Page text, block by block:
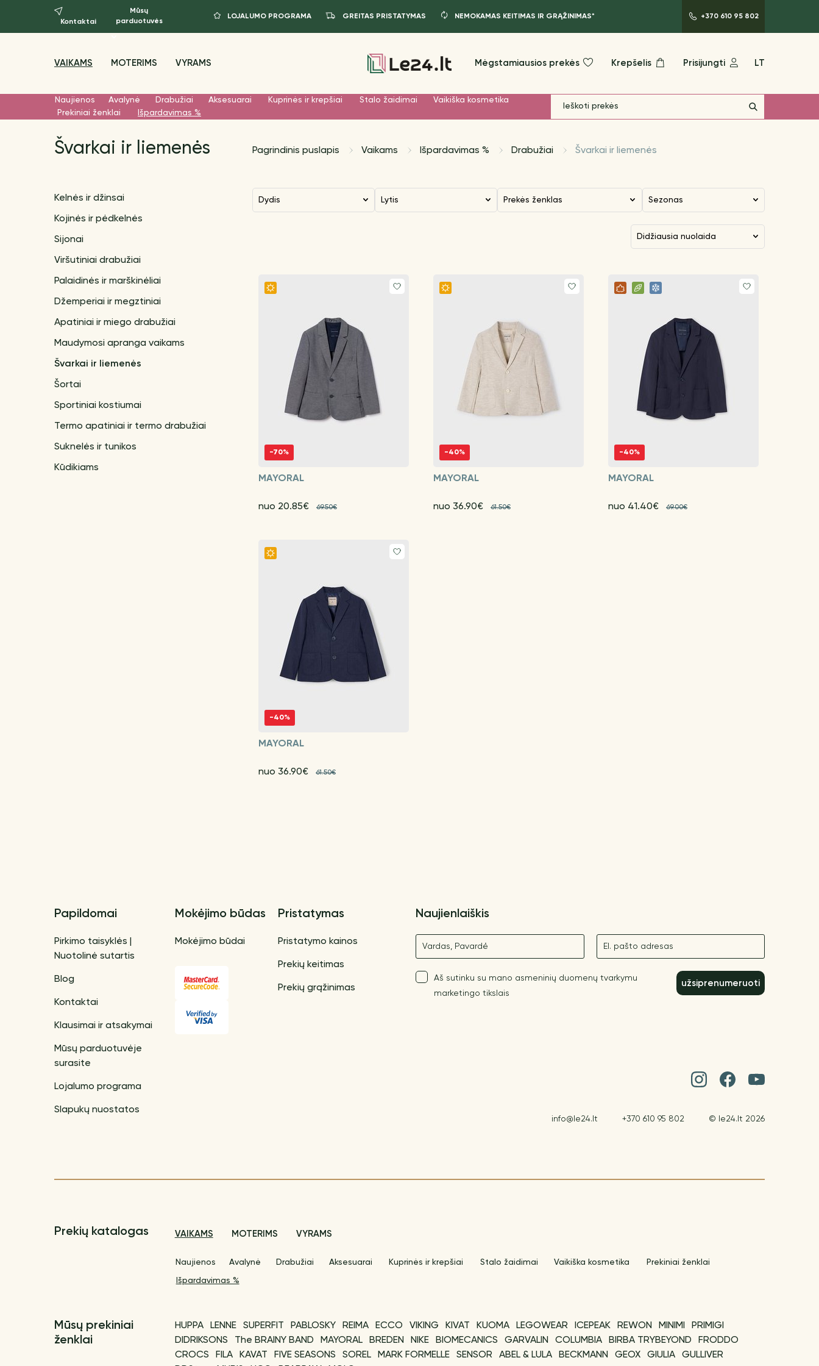
Kontaktai
Mūsų
parduotuvės
LOJALUMO PROGRAMA GREITAS PRISTATYMAS NEMOKAMAS KEITIMAS IR GRĄŽINIMAS* +370 610 95 802
VAIKAMS MOTERIMS VYRAMS Mėgstamiausios prekės Krepšelis Prisijungti LT
Naujienos Avalynė Drabužiai Aksesuarai Kuprinės ir krepšiai Stalo žaidimai
Vaikiška kosmetika
Prekiniai ženklai
Išpardavimas %
Švarkai ir liemenės Pagrindinis puslapis Vaikams Išpardavimas % Drabužiai Švarkai ir liemenės
Kelnės ir džinsai
Kojinės ir pėdkelnės
Sijonai
Viršutiniai drabužiai
Palaidinės ir marškinėliai
Džemperiai ir megztiniai
Apatiniai ir miego drabužiai
Maudymosi apranga vaikams
Švarkai ir liemenės
Šortai
Sportiniai kostiumai
Termo apatiniai ir termo drabužiai
Suknelės ir tunikos
Kūdikiams
Dydis Lytis Prekės ženklas Sezonas
didžiausia nuolaida
-70%
MAYORAL
nuo 20.85€ 69.50€
-40%
MAYORAL
nuo 36.90€ 61.50€
-40%
MAYORAL
nuo 41.40€ 69.00€
-40%
MAYORAL
nuo 36.90€ 61.50€
Papildomai
Pirkimo taisyklės |
Nuotolinė sutartis
Blog
Kontaktai
Klausimai ir atsakymai
Mūsų parduotuvėje
surasite
Lojalumo programa
Slapukų nuostatos
Mokėjimo būdas
Mokėjimo būdai
Pristatymas
Pristatymo kainos
Prekių keitimas
Prekių grąžinimas
Naujienlaiškis
Vardas El. paštas
Aš sutinku su mano asmeninių duomenų tvarkymu
marketingo tikslais
užsiprenumeruoti
info@le24.lt +370 610 95 802 © le24.lt 2026
Prekių katalogas VAIKAMS MOTERIMS VYRAMS
Naujienos Avalynė Drabužiai Aksesuarai Kuprinės ir krepšiai Stalo žaidimai Vaikiška kosmetika Prekiniai ženklai
Išpardavimas %
Mūsų prekiniai
ženklai
HUPPA LENNE SUPERFIT PABLOSKY REIMA ECCO VIKING KIVAT KUOMA LEGOWEAR ICEPEAK REWON MINIMI
PRIMIGI
DIDRIKSONS
The BRAINY BAND MAYORAL BREDEN NIKE BIOMECANICS GARVALIN COLUMBIA BIRBA TRYBEYOND
FRODDO
CROCS
FILA KAVAT FIVE SEASONS SOREL MARK FORMELLE SENSOR ABEL & LULA BECKMANN GEOX GIULIA
GULLIVER